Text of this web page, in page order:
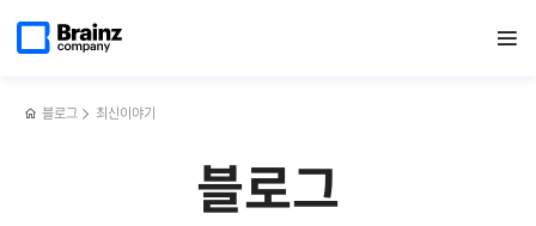
열기
페이지로
블로그 최신이야기
블로그
Zenius EMS로 데이터 쿼리형 토폴로지 활용하기
NVIDIA
모니터링과
다음
슬라이드